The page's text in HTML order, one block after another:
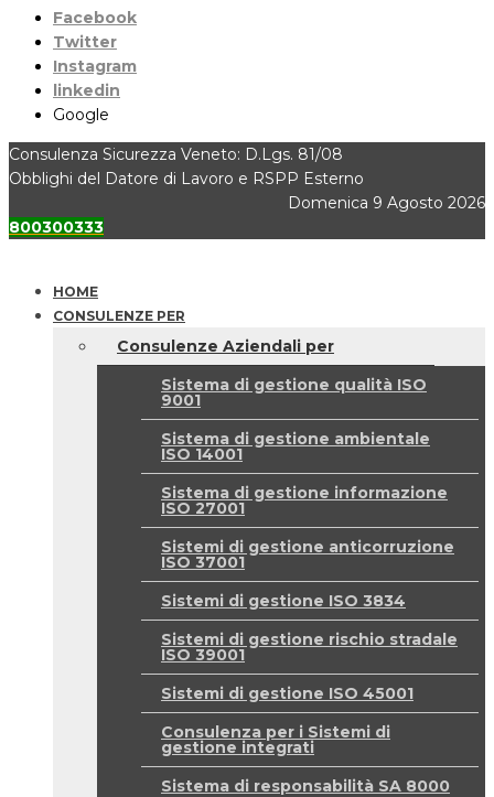
Facebook
Twitter
Instagram
linkedin
Google
Consulenza Sicurezza Veneto: D.Lgs. 81/08
Obblighi del Datore di Lavoro e RSPP Esterno
Domenica 9 Agosto 2026
800300333
HOME
CONSULENZE PER
Consulenze Aziendali per
Sistema di gestione qualità ISO
9001
Sistema di gestione ambientale
ISO 14001
Sistema di gestione informazione
ISO 27001
Sistemi di gestione anticorruzione
ISO 37001
Sistemi di gestione ISO 3834
Sistemi di gestione rischio stradale
ISO 39001
Sistemi di gestione ISO 45001
Consulenza per i Sistemi di
gestione integrati
Sistema di responsabilità SA 8000